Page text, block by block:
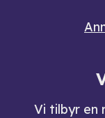
Vi tilbyr en